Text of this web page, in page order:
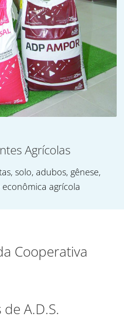
Agrícolas
solo, adubos, gênese,
agrícola
Cooperativa
A.D.S.